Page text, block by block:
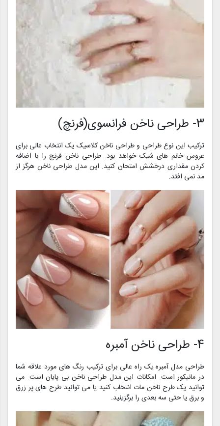
3- طراحی ناخن فرانسوی(فرنچ)
ترکیب این نوع طراحی و طراحی ناخن کلاسیک یک انتخاب عالی برای
عروس خانم های شیک خواهد بود. طراحی ناخن فرنچ را با اضافه
کردن مقداری درخشش امتحان کنید. این مدل طراحی ناخن هرگز از
مد نمی افتد.
4- طراحی ناخن آمبره
طراحی مدل آمبره یک راه عالی برای ترکیب رنگ های مورد علاقه شما
در مانیکور است. امکانات این مدل طراحی ناخن بی پایان است. می
توانید یک طرح ناخن مات انتخاب کنید یا می توانید طرح های پر زرق
و برق یا حتی سه بعدی را برگزینید.